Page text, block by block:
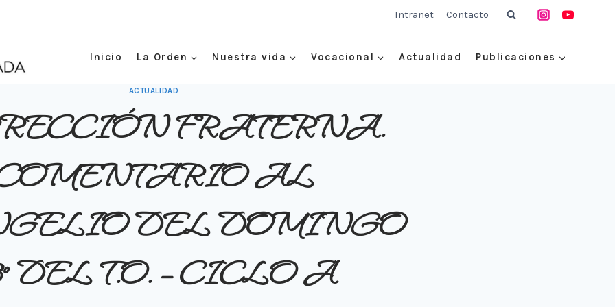
Intranet Contacto
Inicio La Orden Nuestra vida Vocacional Actualidad Publicaciones
ACTUALIDAD
FRATERNA.
AL
DEL DOMINGO
DEL T.O. – CICLO A